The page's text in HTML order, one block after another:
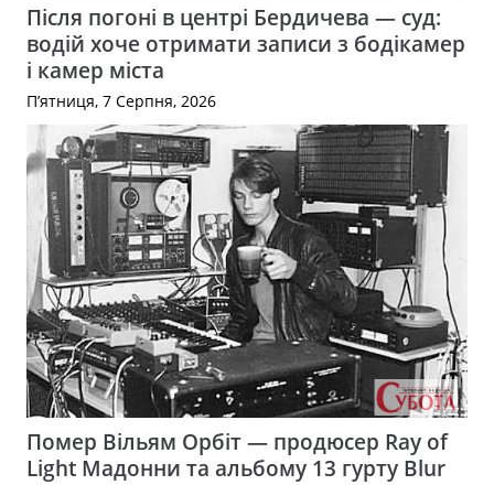
Після погоні в центрі Бердичева — суд:
водій хоче отримати записи з бодікамер
і камер міста
П’ятниця, 7 Серпня, 2026
Помер Вільям Орбіт — продюсер Ray of
Light Мадонни та альбому 13 гурту Blur